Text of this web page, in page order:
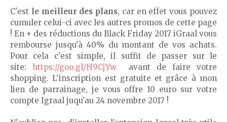
C'est le meilleur des plans, car en effet vous pouvez
cumuler celui-ci avec les autres promos de cette page
! En + des réductions du Black Friday 2017 iGraal vous
rembourse jusqu'à 40% du montant de vos achats.
Pour cela c'est simple, il suffit de passer sur le
site: https://goo.gl/H9CjYw avant de faire votre
shopping. L'inscription est gratuite et grâce à mon
lien de parrainage, je vous offre 10 euro sur votre
compte Igraal juqu'au 24 novembre 2017 !